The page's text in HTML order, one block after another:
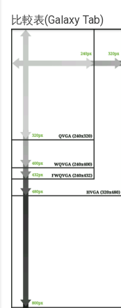
比較表(Galaxy Tab)